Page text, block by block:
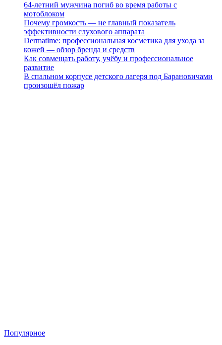
64-летний мужчина погиб во время работы с
мотоблоком
Почему громкость — не главный показатель
эффективности слухового аппарата
Dermatime: профессиональная косметика для ухода за
кожей — обзор бренда и средств
Как совмещать работу, учёбу и профессиональное
развитие
В спальном корпусе детского лагеря под Барановичами
произошёл пожар
Популярное